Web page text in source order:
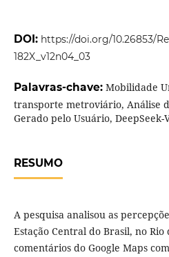
DOI: https://doi.org/10.26853/
182X_v12n04_03
Palavras-chave: Mobilidade
transporte metroviário, Análise
Gerado pelo Usuário, DeepSeek-
RESUMO
A pesquisa analisou as
Estação Central do Brasil, no
comentários do Google Maps